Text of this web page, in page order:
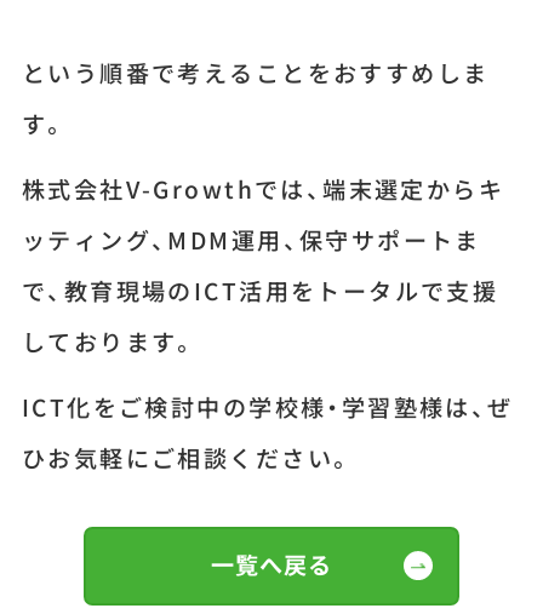
という順番で考えることをおすすめしま
す。
株式会社V-Growthでは、端末選定からキ
ッティング、MDM運用、保守サポートま
で、教育現場のICT活用をトータルで支援
しております。
ICT化をご検討中の学校様・学習塾様は、ぜ
ひお気軽にご相談ください。
一覧へ戻る